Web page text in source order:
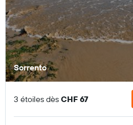
Sorrento
3 étoiles dès CHF 67